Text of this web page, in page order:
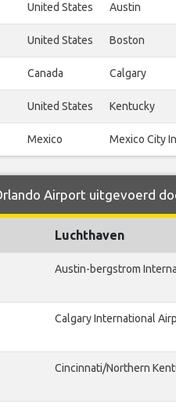
United States Austin
United States Boston
Canada Calgary
United States Kentucky
Mexico Mexico City
Airport uitgevoerd
Luchthaven
Austin-bergstrom
Calgary International
Cincinnati/Northern